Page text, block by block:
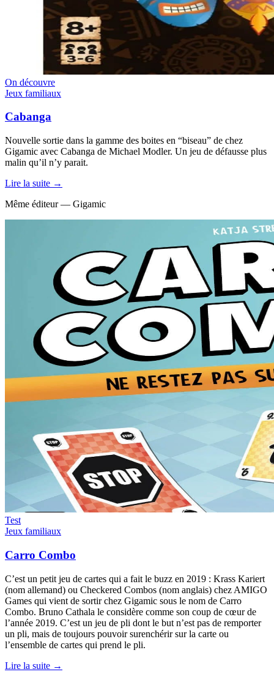
On découvre
Jeux familiaux
Cabanga
Nouvelle sortie dans la gamme des boites en “biseau” de chez
Gigamic avec Cabanga de Michael Modler. Un jeu de défausse plus
malin qu’il n’y parait.
Lire la suite →
Même éditeur — Gigamic
Test
Jeux familiaux
Carro Combo
C’est un petit jeu de cartes qui a fait le buzz en 2019 : Krass Kariert
(nom allemand) ou Checkered Combos (nom anglais) chez AMIGO
Games qui vient de sortir chez Gigamic sous le nom de Carro
Combo. Bruno Cathala le considère comme son coup de cœur de
l’année 2019. C’est un jeu de pli dont le but n’est pas de remporter
un pli, mais de toujours pouvoir surenchérir sur la carte ou
l’ensemble de cartes qui prend le pli.
Lire la suite →